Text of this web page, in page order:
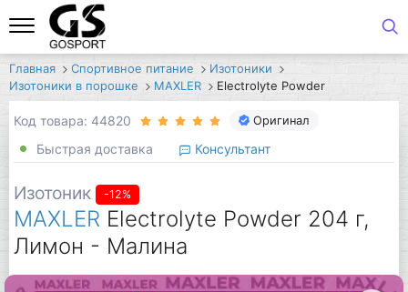
Главная Спортивное питание
Изотоники
Изотоники в порошке
MAXLER Electrolyte Powder
Код товара: 44820 Оригинал
Быстрая доставка Консультант
Изотоник -12%
MAXLER Electrolyte Powder 204 г,
Лимон - Малина